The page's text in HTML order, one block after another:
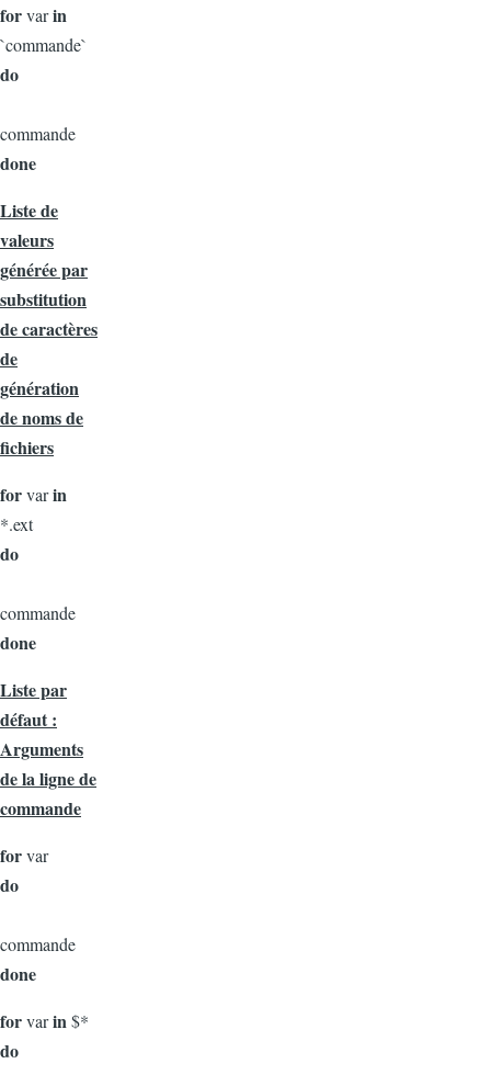
forvarin
`commande`
do
commande
done
Liste de
valeurs
générée par
substitution
de caractères
de
génération
de noms de
fichiers
forvarin
*.ext
do
commande
done
Liste par
défaut :
Arguments
de la ligne de
commande
forvar
do
commande
done
forvarin$*
do